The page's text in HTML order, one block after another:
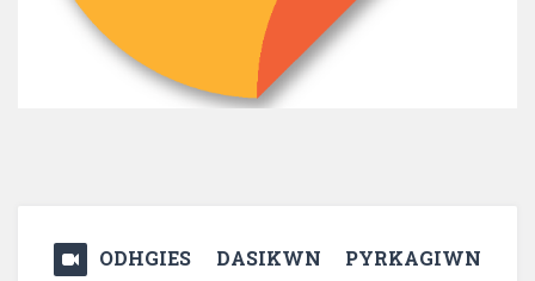
ODHGIES DASIKWN PYRKAGIWN